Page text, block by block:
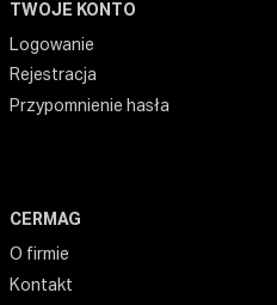
TWOJE KONTO
Logowanie
Rejestracja
Przypomnienie hasła
CERMAG
O firmie
Kontakt